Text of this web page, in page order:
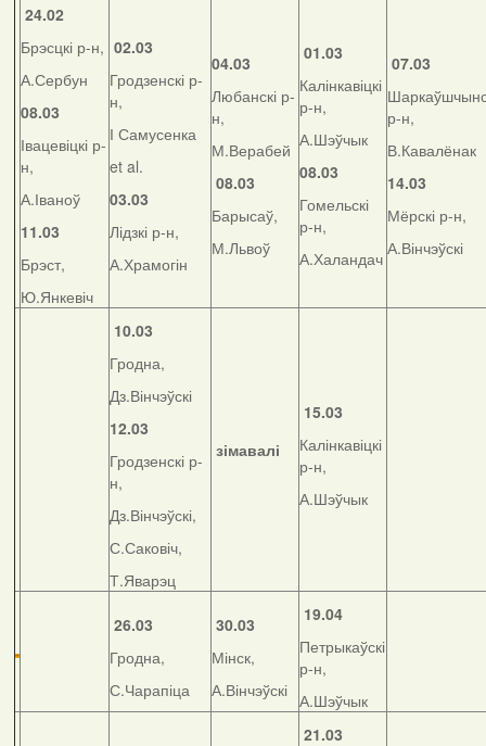
24.02
Брэсцкі р-н,
А.Сербун
08.03
Івацевіцкі р-
н,
А.Іваноў
11.03
Брэст,
Ю.Янкевіч
02.03
Гродзенскі р-
н,
І Самусенка
et al.
03.03
Лідзкі р-н,
А.Храмогін
04.03
Любанскі р-
н,
М.Верабей
08.03
Барысаў,
М.Львоў
01.03
Калінкавіцкі
р-н,
А.Шэўчык
08.03
Гомельскі
р-н,
А.Халандач
07.03
р-н,
В.Кавалёнак
14.03
Мёрскі р-н,
А.Вінчэўскі
10.03
Гродна,
Дз.Вінчэўскі
12.03
Гродзенскі р-
н,
Дз.Вінчэўскі,
С.Саковіч,
Т.Яварэц
зімавалі
15.03
Калінкавіцкі
р-н,
А.Шэўчык
26.03
Гродна,
С.Чарапіца
30.03
Мінск,
А.Вінчэўскі
19.04
Петрыкаўскі
р-н,
А.Шэўчык
21.03